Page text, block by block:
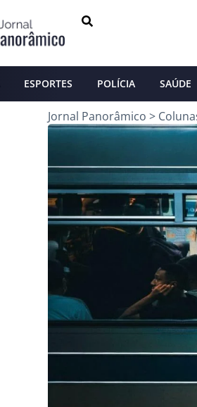
ESPORTES POLÍCIA SAÚDE
Jornal Panorâmico >